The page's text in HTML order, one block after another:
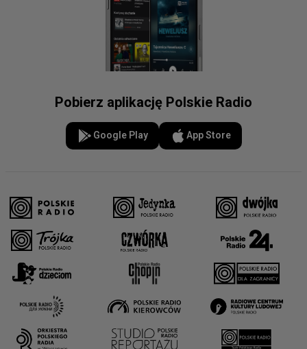
Pobierz aplikację Polskie Radio
Google Play App Store